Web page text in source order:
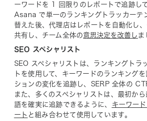
ーワードを 1 回限りのレポートで追跡し
Asana で単一のランキングトラッカーテ
替えた後、代理店はレポートを自動化し
共有し、チーム全体の意思決定を改善し ま
SEO スペシャリスト
SEO スペシャリストは、ランキングトラ
トを使用して、キーワードのランキング
ションの変化を追跡し、SERP 全体の
また、多くのスペシャリストは、最初か
語を確実に追跡できるように、
キーワー
ート と組み合わせて使用しています。